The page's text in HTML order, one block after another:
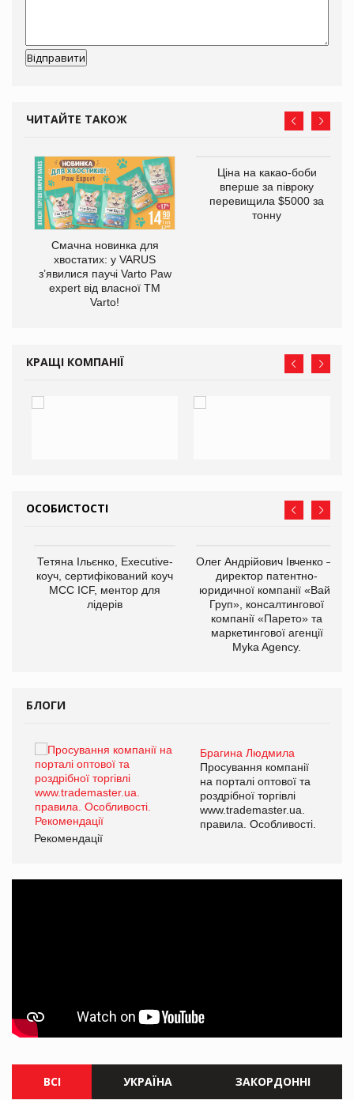
ЧИТАЙТЕ ТАКОЖ
Смачна новинка для
хвостатих: у VARUS
з’явилися паучі Varto Paw
expert від власної ТМ
Varto!
Ціна на какао-боби
вперше за півроку
перевищила $5000 за
тонну
КРАЩІ КОМПАНІЇ
ОСОБИСТОСТІ
Тетяна Ільєнко, Executive-
коуч, сертифікований коуч
МСС ICF, ментор для
лідерів
Олег Андрійович Івченко —
директор патентно-
юридичної компанії «Вайз
Груп», консалтингової
компанії «Парето» та
маркетингової агенції
Myka Agency.
БЛОГИ
Брагина Людмила
Просування компанії
на порталі оптової та
роздрібної торгівлі
www.trademaster.ua.
правила. Особливості.
Рекомендації
ВСІ УКРАЇНА ЗАКОРДОННІ